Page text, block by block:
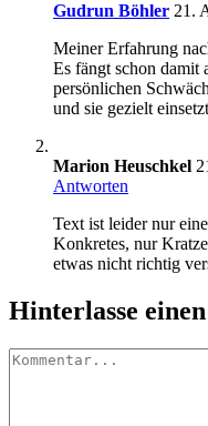
Gudrun Böhler 21.
Meiner Erfahrung
Es fängt schon damit
persönlichen
und sie gezielt
Marion Heuschkel
Antworten
Text ist leider nur
Konkretes, nur
etwas nicht richtig
Hinterlasse
Kommentar